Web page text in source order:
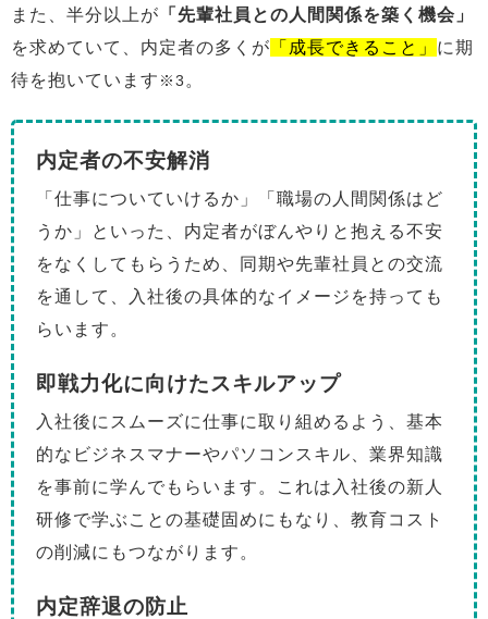
また、半分以上が 「先輩社員との人間関係を築く機会」
を求めていて、内定者の多くが 「成長できること」 に期
待を抱いています ※3 。
内定者の不安解消
「仕事についていけるか」「職場の人間関係はど
うか」といった、内定者がぼんやりと抱える不安
をなくしてもらうため、同期や先輩社員との交流
を通して、入社後の具体的なイメージを持っても
らいます。
即戦力化に向けたスキルアップ
入社後にスムーズに仕事に取り組めるよう、基本
的なビジネスマナーやパソコンスキル、業界知識
を事前に学んでもらいます。これは入社後の新人
研修で学ぶことの基礎固めにもなり、教育コスト
の削減にもつながります。
内定辞退の防止